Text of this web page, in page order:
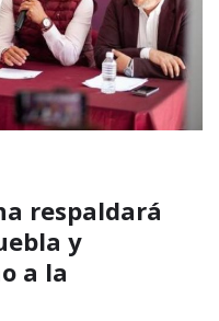
respaldará
y
a la